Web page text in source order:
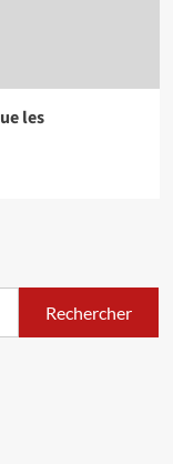
les
Rechercher